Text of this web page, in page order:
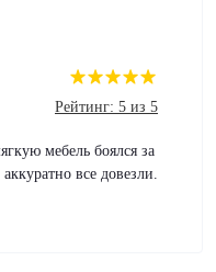
Рейтинг: 5 из 5
мебель боялся за
все довезли.